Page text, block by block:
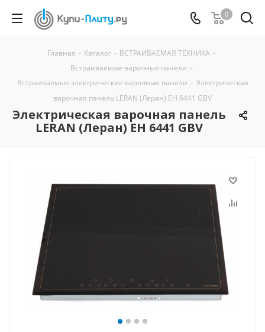
0
Главная - Каталог - ВСТРАИВАЕМАЯ ТЕХНИКА -
Встраиваемые варочные панели -
Встраиваемые электрические варочные панели - Электрическая
варочная панель LERAN (Леран) EH 6441 GBV
Электрическая варочная панель
LERAN (Леран) EH 6441 GBV